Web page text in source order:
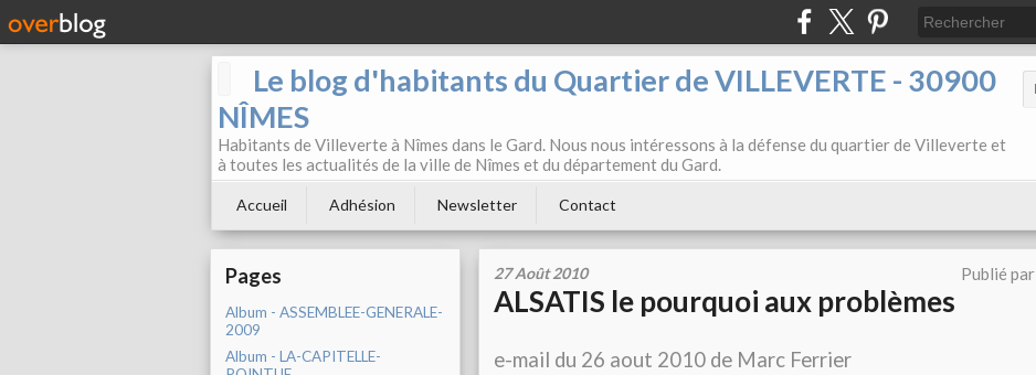
Le blog d'habitants du Quartier de VILLEVERTE - 30900
NÎMES
Habitants de Villeverte à Nîmes dans le Gard. Nous nous intéressons à la défense du quartier de Villeverte et
à toutes les actualités de la ville de Nîmes et du département du Gard.
Accueil Adhésion Newsletter Contact
Pages
Album - ASSEMBLEE-GENERALE-
2009
Album - LA-CAPITELLE-
27 Août 2010 Publié par
ALSATIS le pourquoi aux problèmes
e-mail du 26 aout 2010 de Marc Ferrier